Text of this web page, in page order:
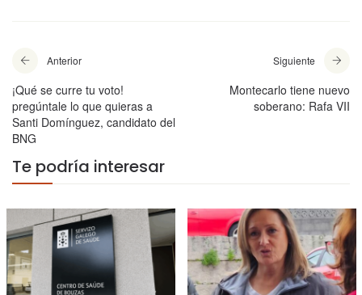
Anterior
¡Qué se curre tu voto!
pregúntale lo que quieras a
Santi Domínguez, candidato del
BNG
Siguiente
Montecarlo tiene nuevo
soberano: Rafa VII
Te podría interesar